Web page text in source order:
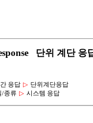
단위 계단 응
응답 ▷ 단위계단응답
/종류 ▷ 시스템 응답